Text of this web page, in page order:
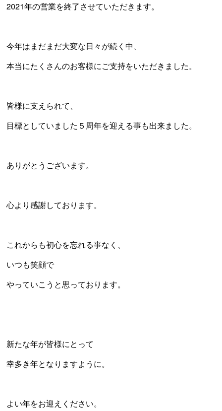
2021年の営業を終了させていただきます。
今年はまだまだ大変な日々が続く中、
本当にたくさんのお客様にご支持をいただきました。
皆様に支えられて、
目標としていました５周年を迎える事も出来ました。
ありがとうございます。
心より感謝しております。
これからも初心を忘れる事なく、
いつも笑顔で
やっていこうと思っております。
新たな年が皆様にとって
幸多き年となりますように。
よい年をお迎えください。